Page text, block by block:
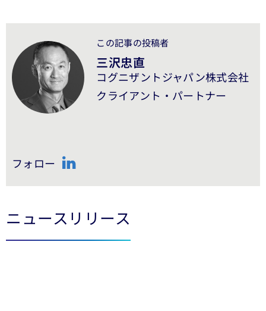
この記事の投稿者
三沢忠直
コグニザントジャパン株式会社
クライアント・パートナー
フォロー
ニュースリリース